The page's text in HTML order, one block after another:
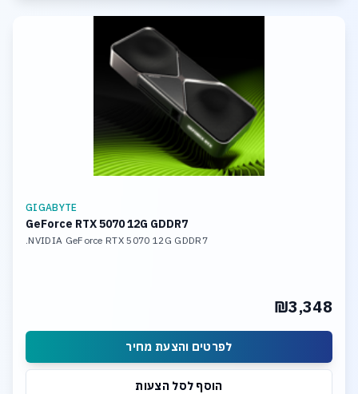
GIGABYTE
GeForce RTX 5070 12G GDDR7
NVIDIA GeForce RTX 5070 12G GDDR7.
₪3,348
לפרטים והצעת מחיר
הוסף לסל הצעות